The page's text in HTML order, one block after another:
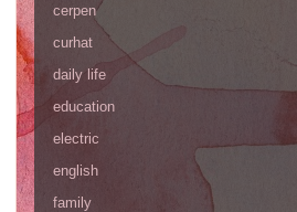
cerpen
curhat
daily life
education
electric
english
family